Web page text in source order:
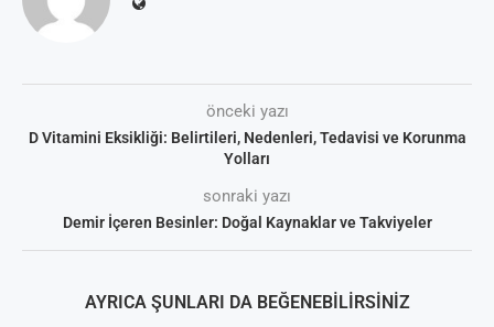
önceki yazı
D Vitamini Eksikliği: Belirtileri, Nedenleri, Tedavisi ve Korunma
Yolları
sonraki yazı
Demir İçeren Besinler: Doğal Kaynaklar ve Takviyeler
AYRICA ŞUNLARI DA BEĞENEBILIRSINIZ